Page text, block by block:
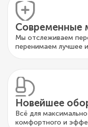
Современные
Мы отслеживаем
перенимаем лучшее
Новейшее
Всё для
комфортного и